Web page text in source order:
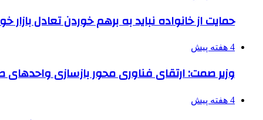
حمایت از خانواده نباید به برهم خوردن تعادل
4 هفته پیش
وزیر صمت: ارتقای فناوری محور بازسازی
4 هفته پیش